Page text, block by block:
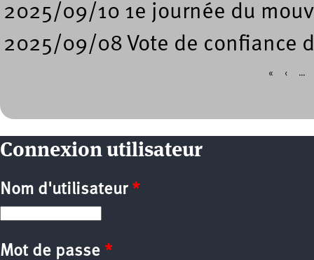
2025/09/10 1e journée du
2025/09/08 Vote de confiance
« ‹ …
Connexion utilisateur
Nom d'utilisateur *
Mot de passe *